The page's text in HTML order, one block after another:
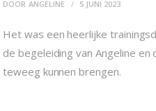
DOOR ANGELINE 5 JUNI 2023
Het was een heerlijke
de begeleiding van Angeline
teweeg kunnen brengen.